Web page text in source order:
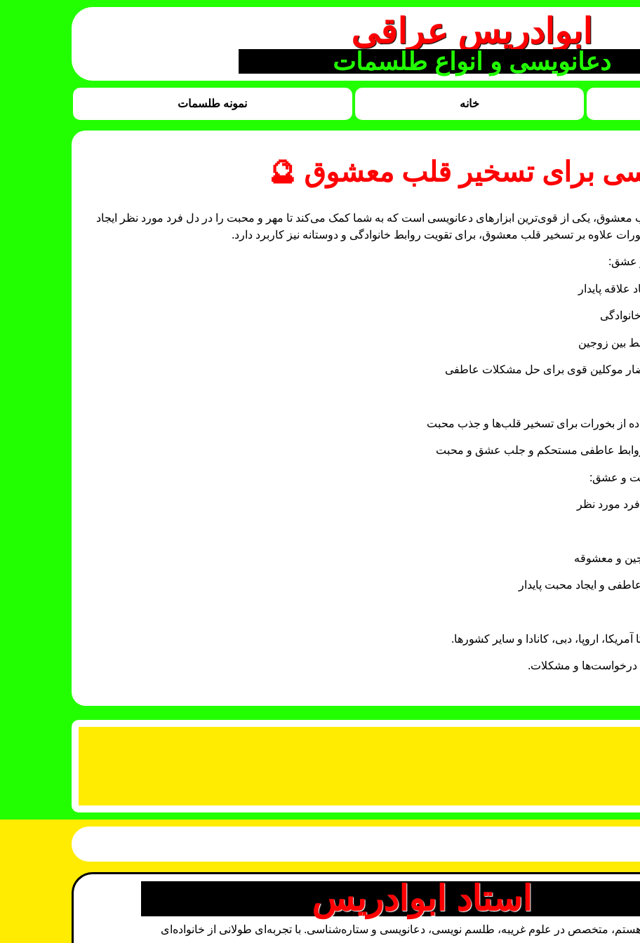
ابوادریس عراقی
دعانویسی و انواع طلسمات
خانه نمونه طلسمات
برای تسخیر قلب معشوق 🔮
یکی از قوی‌ترین ابزارهای دعانویسی است که به شما کمک می‌کند تا مهر و محبت را در دل فرد مورد نظر ایجاد
علاوه بر تسخیر قلب معشوق، برای تقویت روابط خانوادگی و دوستانه نیز کاربرد دارد.
عشق:
پایدار
بین زوجین
موکلین قوی برای حل مشکلات عاطفی
از بخورات برای تسخیر قلب‌ها و جذب محبت
روابط عاطفی مستحکم و جلب عشق و محبت
و عشق:
مورد نظر
و معشوقه
و ایجاد محبت پایدار
اروپا، دبی، کانادا و سایر کشورها.
درخواست‌ها و مشکلات.
استاد ابوادریس
متخصص در علوم غریبه، طلسم نویسی، دعانویسی و ستاره‌شناسی. با تجربه‌ای طولانی از خانواده‌ای